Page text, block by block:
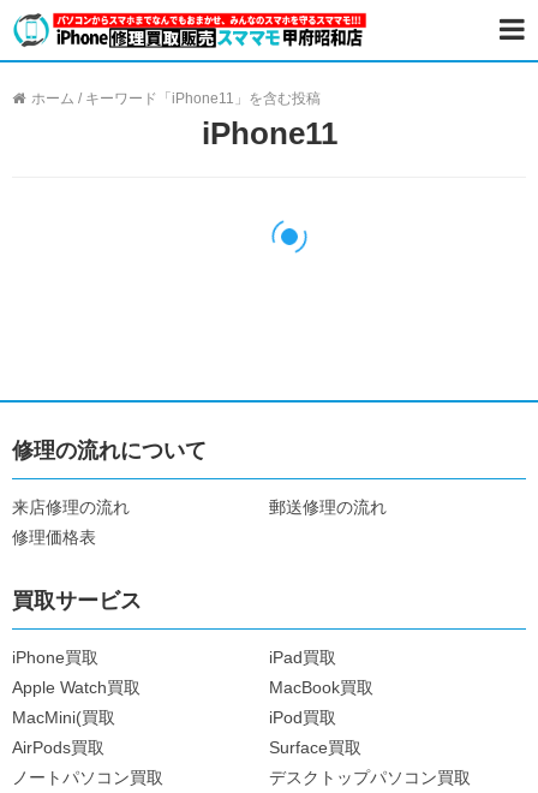
ホーム / キーワード「iPhone11」を含む投稿
iPhone11
修理の流れについて
来店修理の流れ
郵送修理の流れ
修理価格表
買取サービス
iPhone買取
iPad買取
Apple Watch買取
MacBook買取
MacMini(買取
iPod買取
AirPods買取
Surface買取
ノートパソコン買取
デスクトップパソコン買取